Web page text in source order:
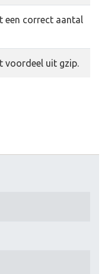
een correct aantal
voordeel uit gzip.